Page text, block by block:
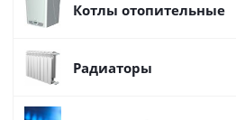
Котлы отопительные
Радиаторы